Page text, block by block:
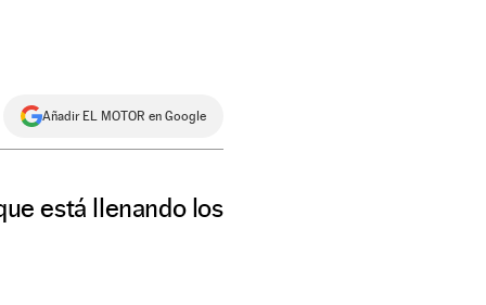
Añadir EL MOTOR en Google
está llenando los